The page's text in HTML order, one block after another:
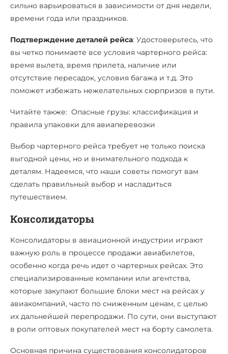
сильно варьироваться в зависимости от дня недели,
времени года или праздников.
Подтверждение деталей рейса: Удостоверьтесь, что
вы четко понимаете все условия чартерного рейса:
время вылета, время прилета, наличие или
отсутствие пересадок, условия багажа и т.д. Это
поможет избежать нежелательных сюрпризов в пути.
Читайте также: Опасные грузы: классификация и
правила упаковки для авиаперевозки
Выбор чартерного рейса требует не только поиска
выгодной цены, но и внимательного подхода к
деталям. Надеемся, что наши советы помогут вам
сделать правильный выбор и насладиться
путешествием.
Консолидаторы
Консолидаторы в авиационной индустрии играют
важную роль в процессе продажи авиабилетов,
особенно когда речь идет о чартерных рейсах. Это
специализированные компании или агентства,
которые закупают большие блоки мест на рейсах у
авиакомпаний, часто по сниженным ценам, с целью
их дальнейшей перепродажи. По сути, они выступают
в роли оптовых покупателей мест на борту самолета.
Основная причина существования консолидаторов